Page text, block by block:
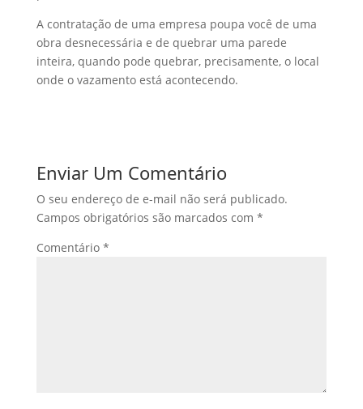
A contratação de uma empresa poupa você de uma
obra desnecessária e de quebrar uma parede
inteira, quando pode quebrar, precisamente, o local
onde o vazamento está acontecendo.
Enviar Um Comentário
O seu endereço de e-mail não será publicado.
Campos obrigatórios são marcados com *
Comentário *